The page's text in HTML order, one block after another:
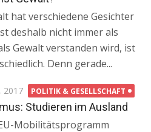
hat verschiedene Gesichter
deshalb nicht immer als
Gewalt verstanden wird, ist
Denn gerade...
2017 POLITIK & GESELLSCHAFT
Studieren im Ausland
Mobilitätsprogramm